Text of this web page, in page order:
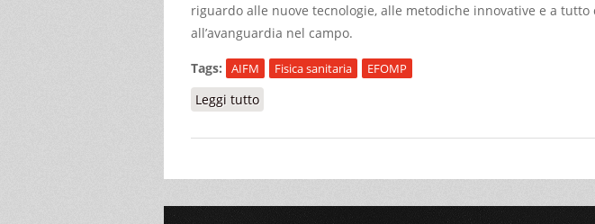
riguardo alle nuove tecnologie, alle metodiche innovative e a tutto
all’avanguardia nel campo.
Tags: AIFM Fisica sanitaria EFOMP
Leggi tutto